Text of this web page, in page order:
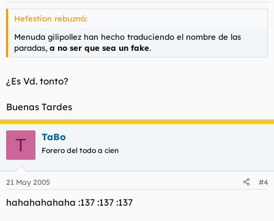
Hefestion rebuznó:
Menuda gilipollez han hecho traduciendo el nombre de las
paradas, a no ser que sea un fake.
¿Es Vd. tonto?
Buenas Tardes
T TaBo
Forero del todo a cien
21 May 2005 #4
hahahahahaha :137 :137 :137